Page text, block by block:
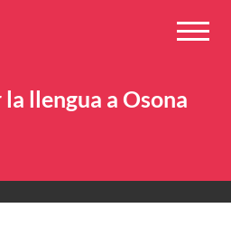
llengua a Osona